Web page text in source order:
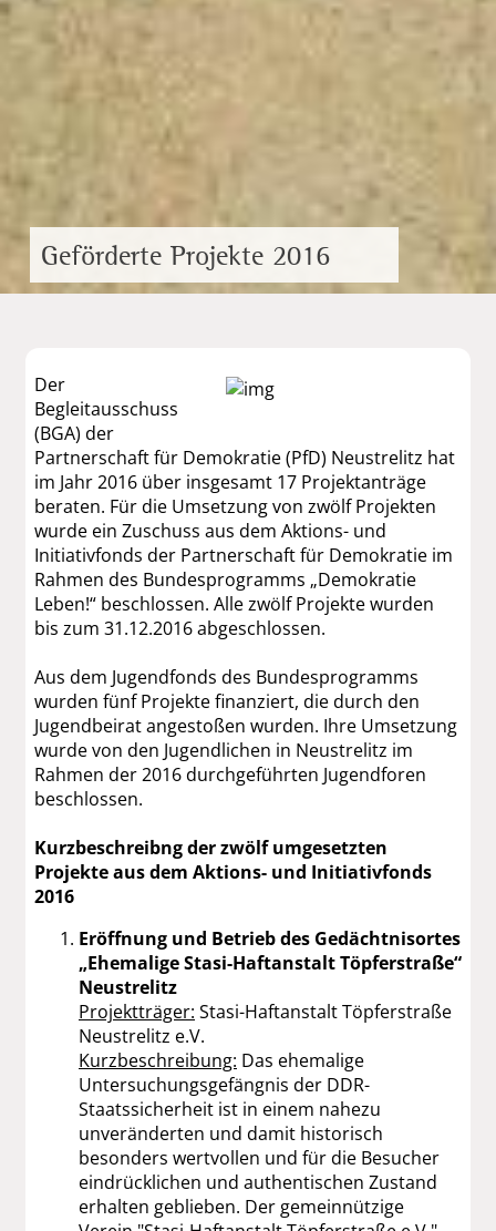
Geförderte Projekte 2016
Der
Begleitausschuss
(BGA) der
Partnerschaft für Demokratie (PfD) Neustrelitz hat
im Jahr 2016 über insgesamt 17 Projektanträge
beraten. Für die Umsetzung von zwölf Projekten
wurde ein Zuschuss aus dem Aktions- und
Initiativfonds der Partnerschaft für Demokratie im
Rahmen des Bundesprogramms „Demokratie
Leben!“ beschlossen. Alle zwölf Projekte wurden
bis zum 31.12.2016 abgeschlossen.
Aus dem Jugendfonds des Bundesprogramms
wurden fünf Projekte finanziert, die durch den
Jugendbeirat angestoßen wurden. Ihre Umsetzung
wurde von den Jugendlichen in Neustrelitz im
Rahmen der 2016 durchgeführten Jugendforen
beschlossen.
Kurzbeschreibng der zwölf umgesetzten
Projekte aus dem Aktions- und Initiativfonds
2016
Eröffnung und Betrieb des Gedächtnisortes
„Ehemalige Stasi-Haftanstalt Töpferstraße“
Neustrelitz
Projektträger: Stasi-Haftanstalt Töpferstraße
Neustrelitz e.V.
Kurzbeschreibung: Das ehemalige
Untersuchungsgefängnis der DDR-
Staatssicherheit ist in einem nahezu
unveränderten und damit historisch
besonders wertvollen und für die Besucher
eindrücklichen und authentischen Zustand
erhalten geblieben. Der gemeinnützige